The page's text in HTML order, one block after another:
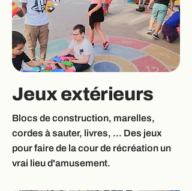
Jeux extérieurs
Blocs de construction, marelles,
cordes à sauter, livres, ... Des jeux
pour faire de la cour de récréation un
vrai lieu d'amusement.